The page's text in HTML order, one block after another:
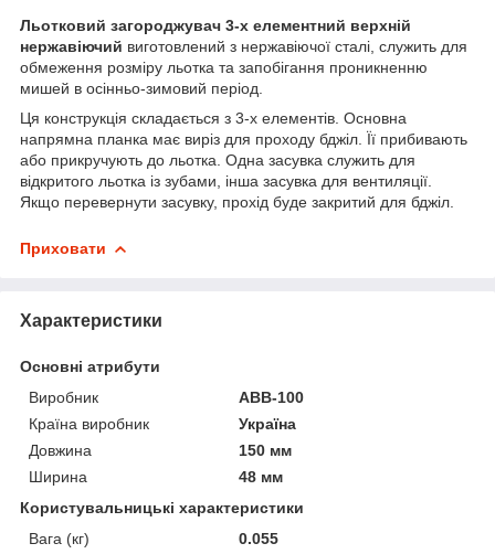
Льотковий загороджувач 3-х елементний верхній
нержавіючий виготовлений з нержавіючої сталі, служить для
обмеження розміру льотка та запобігання проникненню
мишей в осінньо-зимовий період.
Ця конструкція складається з 3-х елементів. Основна
напрямна планка має виріз для проходу бджіл. Її прибивають
або прикручують до льотка. Одна засувка служить для
відкритого льотка із зубами, інша засувка для вентиляції.
Якщо перевернути засувку, прохід буде закритий для бджіл.
Приховати
Характеристики
Основні атрибути
Виробник
АВВ-100
Країна виробник
Україна
Довжина
150 мм
Ширина
48 мм
Користувальницькі характеристики
Вага (кг)
0.055